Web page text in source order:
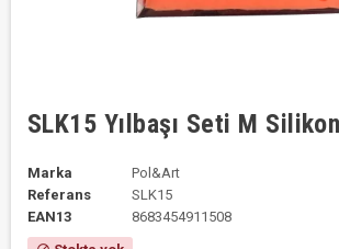
SLK15 Yılbaşı Seti M
Marka
Pol&Art
Referans
SLK15
EAN13
8683454911508